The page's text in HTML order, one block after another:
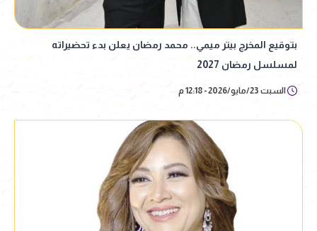
بتوقيع المخرج بيتر ميمي.. محمد رمضان يعلن بدء تحضيراته
لمسلسل رمضان 2027
السبت 23/مايو/2026 - 12:18 م